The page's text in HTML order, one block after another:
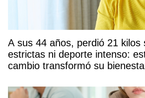
A sus 44 años, perdió 21 kilos
estrictas ni deporte intenso:
cambio transformó su